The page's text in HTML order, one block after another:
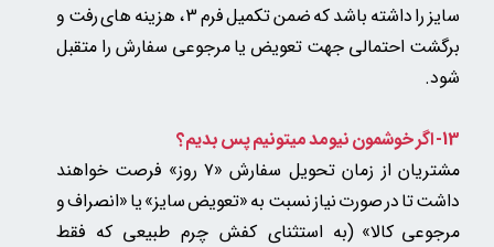
سایز را داشته باشد که ضمن تکمیل فرم 3 ، هزینه های رفت و
برگشت احتمالی جهت تعویض یا مرجوعی سفارش را متقبل
شود.
13- اگر خوشمون نیومد میتونیم پس بدیم؟
مشتریان از زمان تحویل سفارش «۷ روز» فرصت خواهند
داشت تا در صورت نیاز نسبت به «تعویض سایز» یا «انصراف و
مرجوعی کالا» (به استثنای کفش چرم طبیعی که فقط